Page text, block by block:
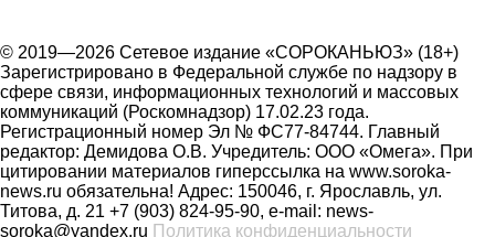
© 2019—2026 Сетевое издание «СОРОКАНЬЮЗ» (18+)
Зарегистрировано в Федеральной службе по надзору в
сфере связи, информационных технологий и массовых
коммуникаций (Роскомнадзор) 17.02.23 года.
Регистрационный номер Эл № ФС77-84744. Главный
редактор: Демидова О.В. Учредитель: ООО «Омега». При
цитировании материалов гиперссылка на www.soroka-
news.ru обязательна! Адрес: 150046, г. Ярославль, ул.
Титова, д. 21 +7 (903) 824-95-90, e-mail: news-
soroka@yandex.ru Политика конфиденциальности